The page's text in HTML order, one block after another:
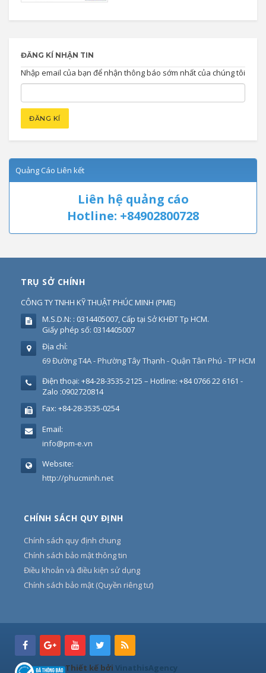
ĐĂNG KÍ NHẬN TIN
Nhập email của bạn để nhận thông báo sớm nhất của chúng tôi
Quảng Cáo Liên kết
Liên hệ quảng cáo
Hotline: +84902800728
TRỤ SỞ CHÍNH
CÔNG TY TNHH KỸ THUẬT PHÚC MINH (PME)
M.S.D.N: : 0314405007, Cấp tại Sở KHĐT Tp HCM.
Giấy phép số: 0314405007
Địa chỉ:
69 Đường T4A - Phường Tây Thạnh - Quận Tân Phú - TP HCM
Điện thoại: +84-28-3535-2125 – Hotline: +84 0766 22 6161 -
Zalo :0902720814
Fax: +84-28-3535-0254
Email:
info@pm-e.vn
Website:
http://phucminh.net
CHÍNH SÁCH QUY ĐỊNH
Chính sách quy định chung
Chính sách bảo mật thông tin
Điều khoản và điều kiện sử dụng
Chính sách bảo mật (Quyền riêng tư)
Thiết kế bởi VinathisAgency